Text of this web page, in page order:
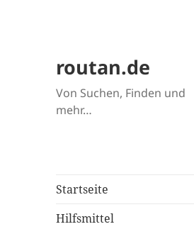
routan.de
Von Suchen, Finden und
mehr…
Startseite
Hilfsmittel